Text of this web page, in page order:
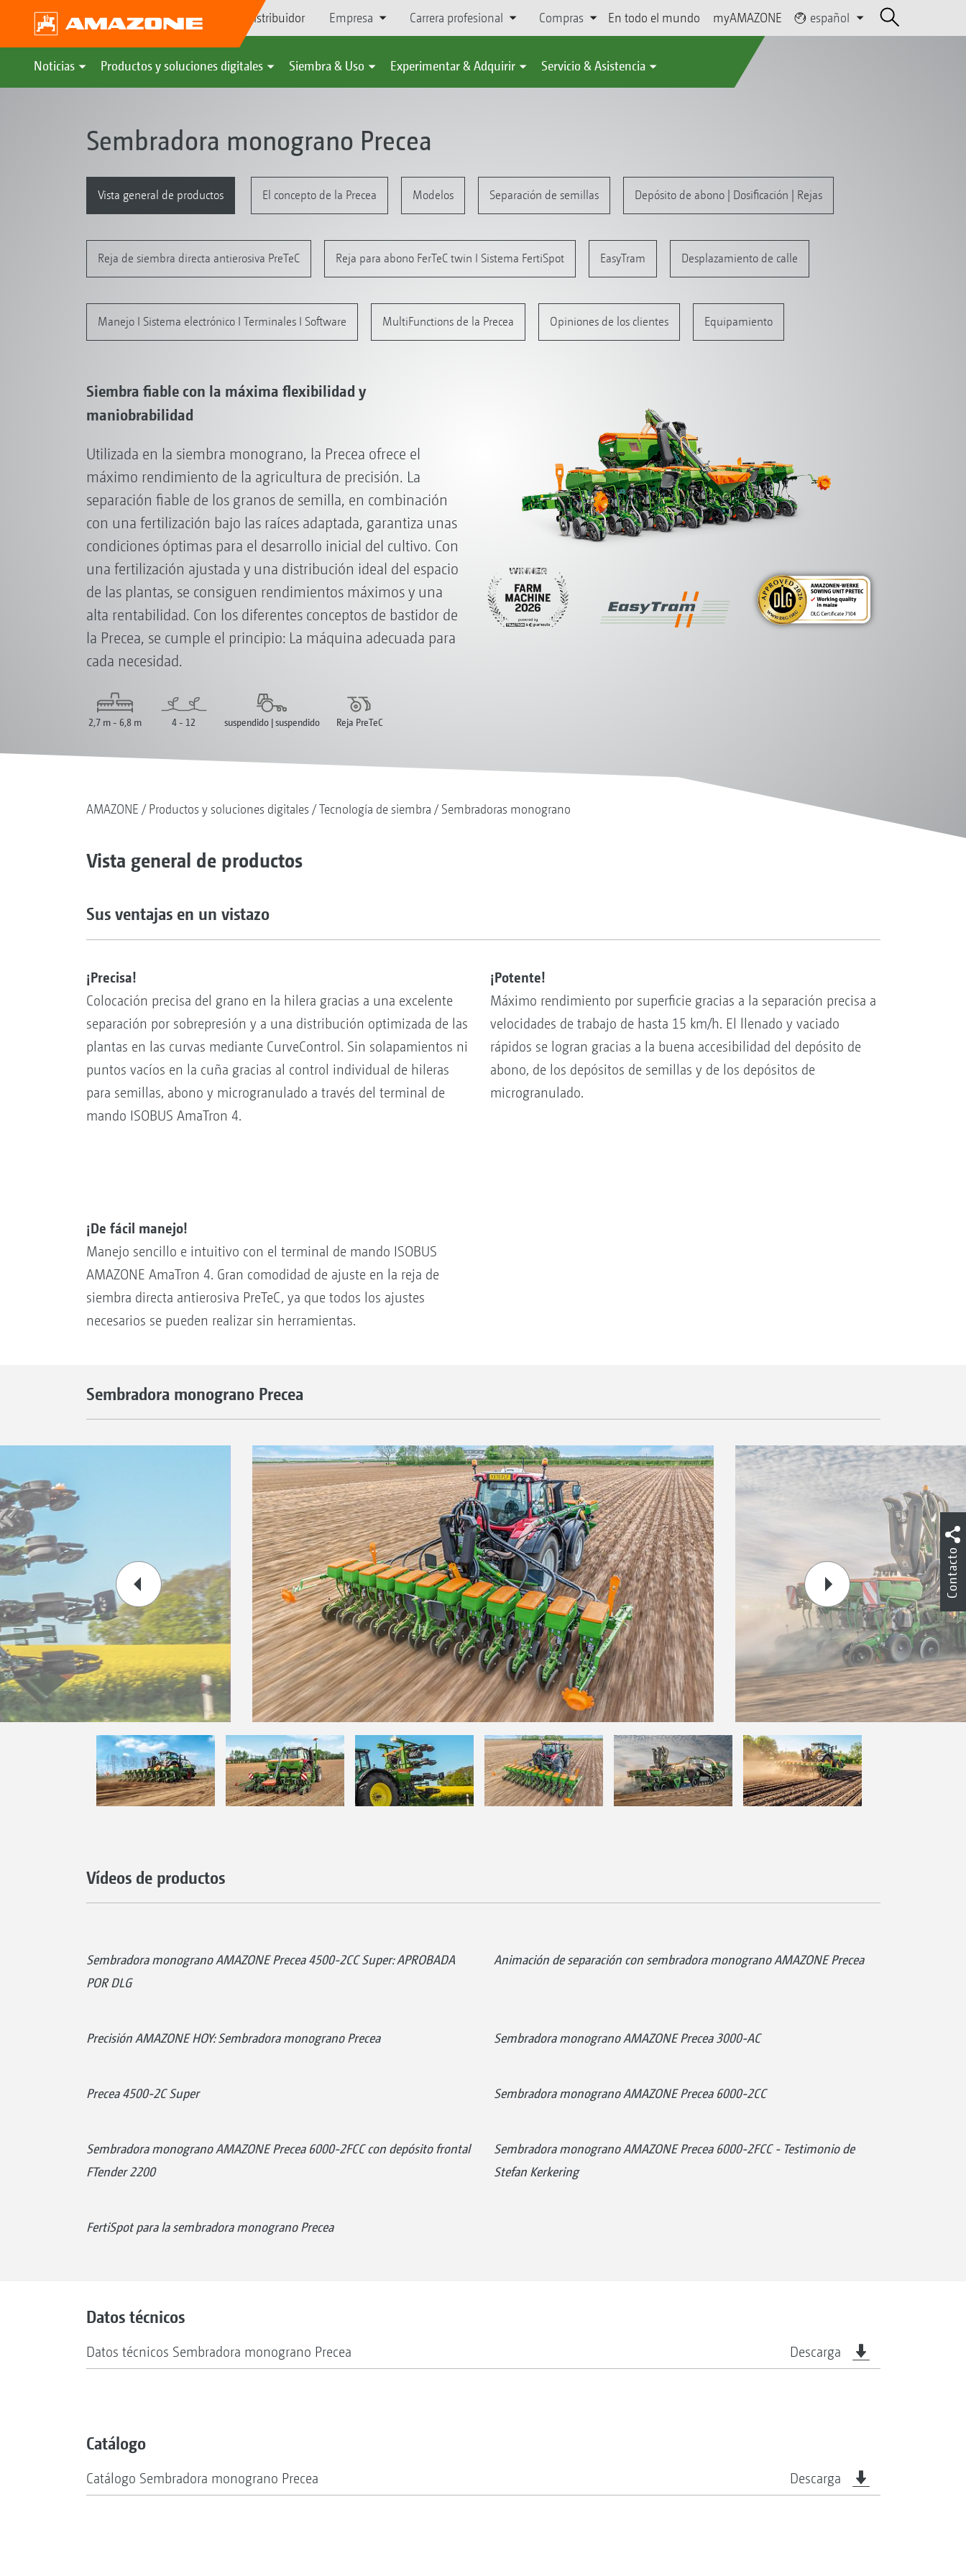
Búsqueda de distribuidor Empresa Carrera profesional Compras En todo el mundo myAMAZONE español
Noticias Productos y soluciones digitales Siembra & Uso Experimentar & Adquirir Servicio & Asistencia
Sembradora monograno Precea
Vista general de productos El concepto de la Precea Modelos Separación de semillas Depósito de abono | Dosificación | Rejas
Reja de siembra directa antierosiva PreTeC Reja para abono FerTeC twin I Sistema FertiSpot EasyTram Desplazamiento de calle
Manejo I Sistema electrónico I Terminales I Software MultiFunctions de la Precea Opiniones de los clientes Equipamiento
Siembra fiable con la máxima flexibilidad y
maniobrabilidad
Utilizada en la siembra monograno, la Precea ofrece el
máximo rendimiento de la agricultura de precisión. La
separación fiable de los granos de semilla, en combinación
con una fertilización bajo las raíces adaptada, garantiza unas
condiciones óptimas para el desarrollo inicial del cultivo. Con
una fertilización ajustada y una distribución ideal del espacio
de las plantas, se consiguen rendimientos máximos y una
alta rentabilidad. Con los diferentes conceptos de bastidor de
la Precea, se cumple el principio: La máquina adecuada para
cada necesidad.
2,7 m - 6,8 m 4 - 12 suspendido | suspendido Reja PreTeC
AMAZONE Productos y soluciones digitales Tecnología de siembra Sembradoras monograno
Vista general de productos
Sus ventajas en un vistazo
¡Precisa!
Colocación precisa del grano en la hilera gracias a una excelente
separación por sobrepresión y a una distribución optimizada de las
plantas en las curvas mediante CurveControl. Sin solapamientos ni
puntos vacíos en la cuña gracias al control individual de hileras
para semillas, abono y microgranulado a través del terminal de
mando ISOBUS AmaTron 4.
¡De fácil manejo!
Manejo sencillo e intuitivo con el terminal de mando ISOBUS
AMAZONE AmaTron 4. Gran comodidad de ajuste en la reja de
siembra directa antierosiva PreTeC, ya que todos los ajustes
necesarios se pueden realizar sin herramientas.
¡Potente!
Máximo rendimiento por superficie gracias a la separación precisa a
velocidades de trabajo de hasta 15 km/h. El llenado y vaciado
rápidos se logran gracias a la buena accesibilidad del depósito de
abono, de los depósitos de semillas y de los depósitos de
microgranulado.
Sembradora monograno Precea
Vídeos de productos
Sembradora monograno AMAZONE Precea 4500-2CC Super: APROBADA
POR DLG
Animación de separación con sembradora monograno AMAZONE Precea
Precisión AMAZONE HOY: Sembradora monograno Precea Sembradora monograno AMAZONE Precea 3000-AC
Precea 4500-2C Super Sembradora monograno AMAZONE Precea 6000-2CC
Sembradora monograno AMAZONE Precea 6000-2FCC con depósito frontal
FTender 2200
Sembradora monograno AMAZONE Precea 6000-2FCC - Testimonio de
Stefan Kerkering
FertiSpot para la sembradora monograno Precea
Datos técnicos
Datos técnicos Sembradora monograno Precea Descarga
Catálogo
Catálogo Sembradora monograno Precea Descarga
Contacto